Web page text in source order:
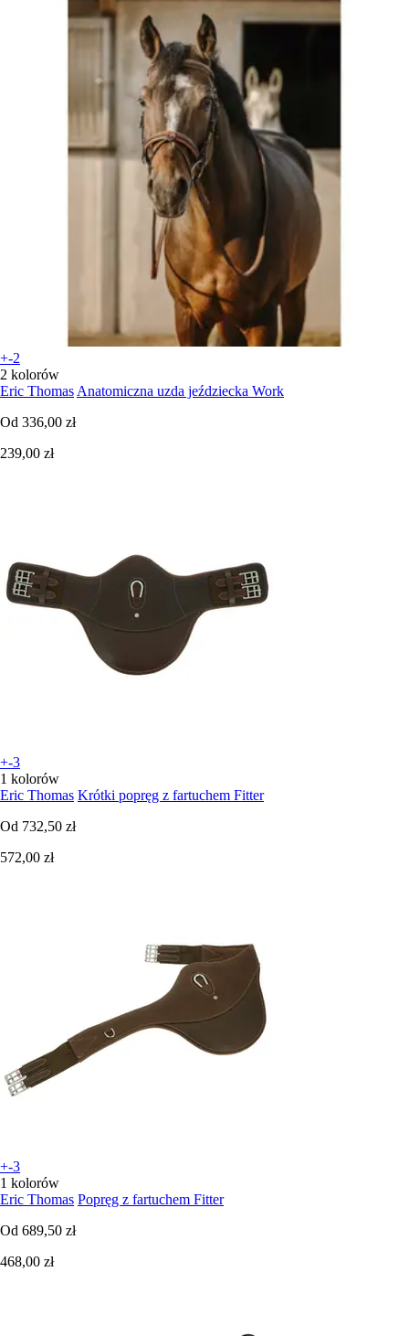
+-2
2 kolorów
Eric Thomas Anatomiczna uzda jeździecka Work
Od 336,00 zł
239,00 zł
+-3
1 kolorów
Eric Thomas Krótki popręg z fartuchem Fitter
Od 732,50 zł
572,00 zł
+-3
1 kolorów
Eric Thomas Popręg z fartuchem Fitter
Od 689,50 zł
468,00 zł